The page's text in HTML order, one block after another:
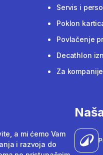
Servis i
Poklon
Povlačenje
Decathlon
Za
a mi ćemo Vam
i razvoja do